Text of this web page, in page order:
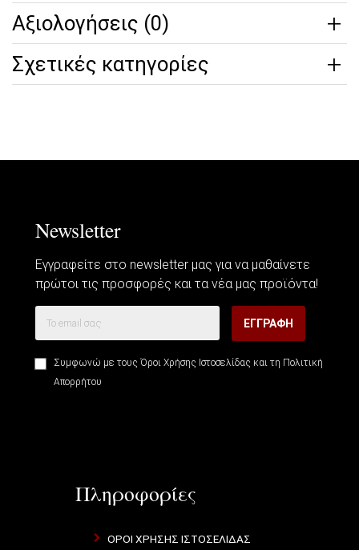
Αξιολογήσεις (0)
Σχετικές κατηγορίες
Newsletter
Εγγραφείτε στο newsletter μας για να μαθαίνετε
πρώτοι τις προσφορές και τα νέα μας προϊόντα!
ΕΓΓΡΑΦΉ
Συμφωνώ με τους Όροι Χρήσης Ιστοσελίδας και τη Πολιτική
Απορρήτου
Πληροφορίες
ΌΡΟΙ ΧΡΉΣΗΣ ΙΣΤΟΣΕΛΊΔΑΣ